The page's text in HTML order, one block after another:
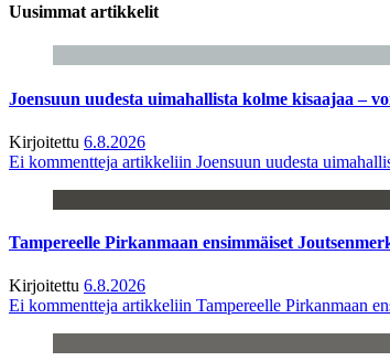
Uusimmat artikkelit
Joensuun uudesta uimahallista kolme kisaajaa –
Kirjoitettu 6.8.2026
Ei kommentteja artikkeliin Joensuun uudesta
Tampereelle Pirkanmaan ensimmäiset
Kirjoitettu 6.8.2026
Ei kommentteja artikkeliin Tampereelle Pirkanmaan